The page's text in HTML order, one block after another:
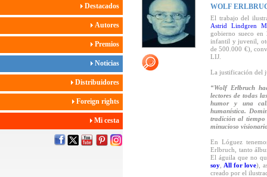
Destacados
Autores
Premios
Noticias
Distribuidores
Foreign rights
Mi cesta
WOLF
El trabajo del
Astrid Lindgren
gobierno sueco
infantil y juvenil,
de 500.000 €),
LIJ.
La justificación del
“Wolf Erlbruch
lectores de todas
humor y una
humanística.
tradición al tiempo
minucioso
En Lóguez
Erlbruch, tanto
El águila que no
soy All for love),
creado por el